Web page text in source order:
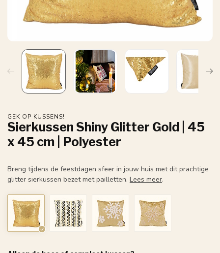
GEK OP KUSSENS!
Sierkussen Shiny Glitter Gold | 45
x 45 cm | Polyester
Breng tijdens de feestdagen sfeer in jouw huis met dit prachtige
glitter sierkussen bezet met pailletten. Lees meer.